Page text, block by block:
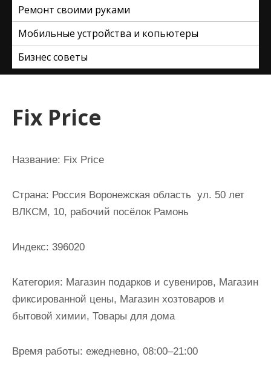
Ремонт своими руками
Мобильные устройства и копьютеры
Бизнес советы
Fix Price
Название: Fix Price
Страна: Россия Воронежская область ул. 50 лет
ВЛКСМ, 10, рабочий посёлок Рамонь
Индекс: 396020
Категория: Магазин подарков и сувениров, Магазин
фиксированной цены, Магазин хозтоваров и
бытовой химии, Товары для дома
Время работы: ежедневно, 08:00–21:00